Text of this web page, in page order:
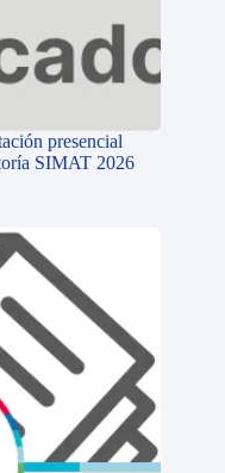
presencial
SIMAT 2026